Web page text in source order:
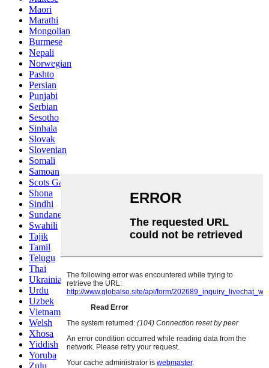
Maori
Marathi
Mongolian
Burmese
Nepali
Norwegian
Pashto
Persian
Punjabi
Serbian
Sesotho
Sinhala
Slovak
Slovenian
Somali
Samoan
Scots Gaelic
Shona
Sindhi
Sundanese
Swahili
Tajik
Tamil
Telugu
Thai
Ukrainian
Urdu
Uzbek
Vietnamese
Welsh
Xhosa
Yiddish
Yoruba